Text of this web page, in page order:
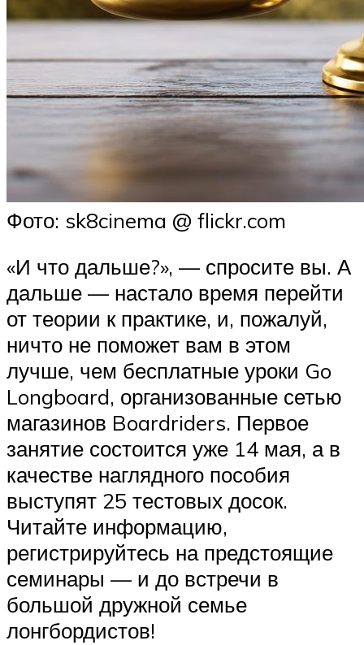
Фото: sk8cinema @ flickr.com
«И что дальше?», — спросите вы. А
дальше — настало время перейти
от теории к практике, и, пожалуй,
ничто не поможет вам в этом
лучше, чем бесплатные уроки Go
Longboard, организованные сетью
магазинов Boardriders. Первое
занятие состоится уже 14 мая, а в
качестве наглядного пособия
выступят 25 тестовых досок.
Читайте информацию,
регистрируйтесь на предстоящие
семинары — и до встречи в
большой дружной семье
лонгбордистов!